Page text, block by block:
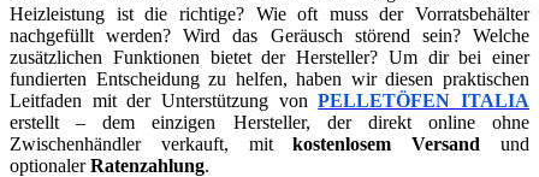
Heizleistung ist die richtige? Wie oft muss der Vorratsbehälter
nachgefüllt werden? Wird das Geräusch störend sein? Welche
zusätzlichen Funktionen bietet der Hersteller? Um dir bei einer
fundierten Entscheidung zu helfen, haben wir diesen praktischen
Leitfaden mit der Unterstützung vonPELLETÖFEN ITALIA
erstellt – dem einzigen Hersteller, der direkt online ohne
Zwischenhändler verkauft, mitkostenlosem Versand und
optionalerRatenzahlung.